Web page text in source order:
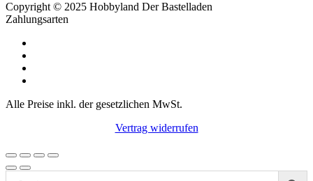
Copyright © 2025 Hobbyland Der Bastelladen
Zahlungsarten
Alle Preise inkl. der gesetzlichen MwSt.
Vertrag widerrufen